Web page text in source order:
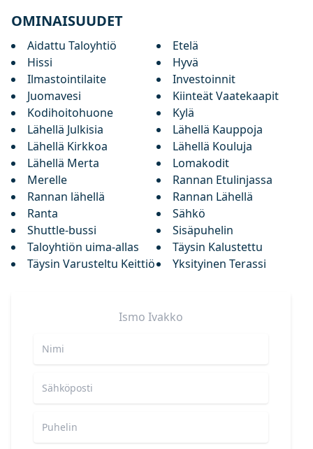
OMINAISUUDET
Aidattu Taloyhtiö
Etelä
Hissi
Hyvä
Ilmastointilaite
Investoinnit
Juomavesi
Kiinteät Vaatekaapit
Kodihoitohuone
Kylä
Lähellä Julkisia
Lähellä Kauppoja
Lähellä Kirkkoa
Lähellä Kouluja
Lähellä Merta
Lomakodit
Merelle
Rannan Etulinjassa
Rannan lähellä
Rannan Lähellä
Ranta
Sähkö
Shuttle-bussi
Sisäpuhelin
Taloyhtiön uima-allas
Täysin Kalustettu
Täysin Varusteltu Keittiö
Yksityinen Terassi
Ismo Ivakko